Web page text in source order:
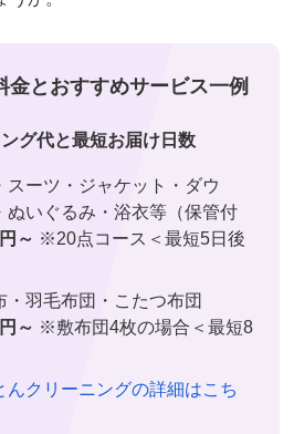
金とおすすめサービス一例
グ代と最短お届け日数
スーツ・ジャケット・ダウ
ぬいぐるみ・浴衣等（保管付
～ ※20点コース＜最短5日後
・羽毛布団・こたつ布団
～ ※敷布団4枚の場合＜最短8
んクリーニングの詳細はこち